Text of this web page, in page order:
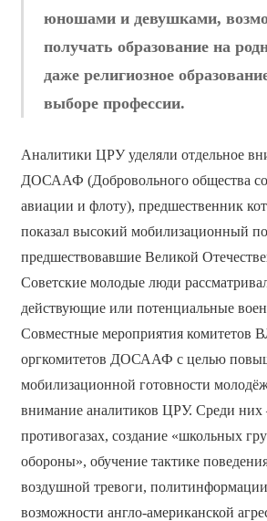
юношами и девушками,
получать образование на
даже религиозное
выборе профессии.
Аналитики ЦРУ уделяли отдельное
ДОСААФ (Добровольного общества
авиации и флоту), предшественник
показал высокий мобилизационный
предшествовавшие Великой
Советские молодые люди
действующие или потенциальные
Совместные мероприятия комитетов
оргкомитетов ДОСААФ с целью
мобилизационной готовности
внимание аналитиков ЦРУ. Среди
противогазах, создание «школьных
обороны», обучение тактике
воздушной тревоги,
возможности англо-американской